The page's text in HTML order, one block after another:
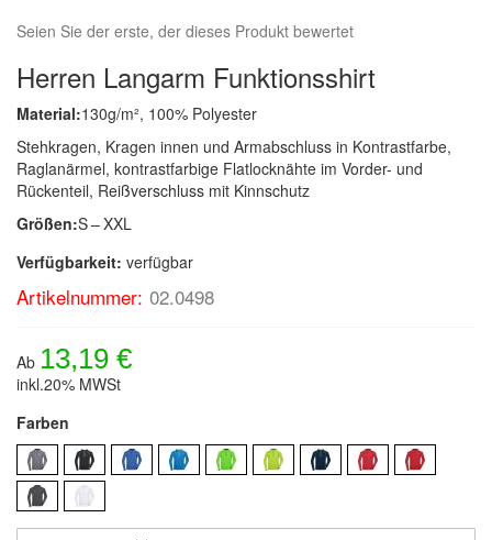
Seien Sie der erste, der dieses Produkt bewertet
Herren Langarm Funktionsshirt
Material:130g/m², 100% Polyester
Stehkragen, Kragen innen und Armabschluss in Kontrastfarbe,
Raglanärmel, kontrastfarbige Flatlocknähte im Vorder- und
Rückenteil, Reißverschluss mit Kinnschutz
Größen:S – XXL
Verfügbarkeit: verfügbar
Artikelnummer: 02.0498
Ab 13,19 €
inkl.20% MWSt
Farben